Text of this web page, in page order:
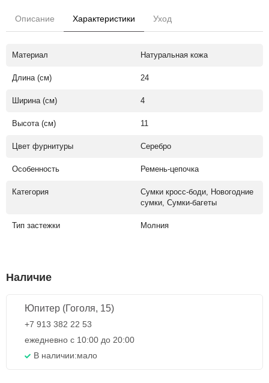
Описание Характеристики Уход
Материал Натуральная кожа
Длина (см) 24
Ширина (см) 4
Высота (см) 11
Цвет фурнитуры Серебро
Особенность Ремень-цепочка
Категория
Сумки кросс-боди, Новогодние
сумки, Сумки-багеты
Тип застежки Молния
Наличие
Юпитер (Гоголя, 15)
+7 913 382 22 53
ежедневно с 10:00 до 20:00
В наличии:мало